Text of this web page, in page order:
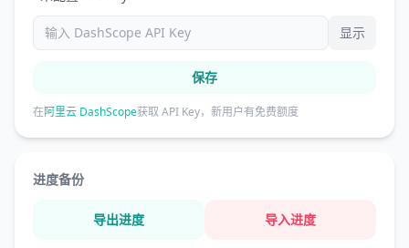
显示
保存
在阿里云 DashScope获取 API Key，新用户有免费额度
进度备份
导出进度 导入进度